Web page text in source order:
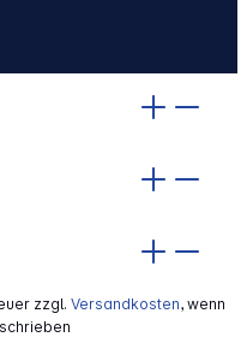
zzgl. Versandkosten, wenn